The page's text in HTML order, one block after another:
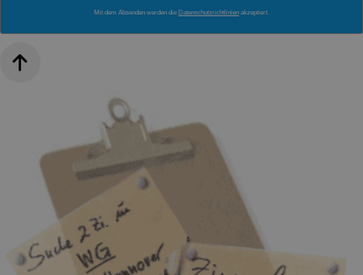
Mit dem Absenden werden die Datenschutzrichtlinien akzeptiert.